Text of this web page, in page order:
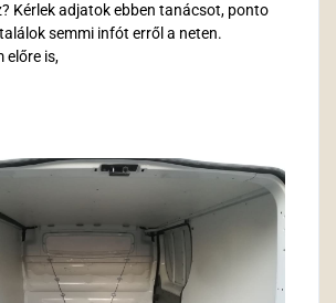
Kérlek adjatok ebben tanácsot, ponto
semmi infót erről a neten.
előre is,